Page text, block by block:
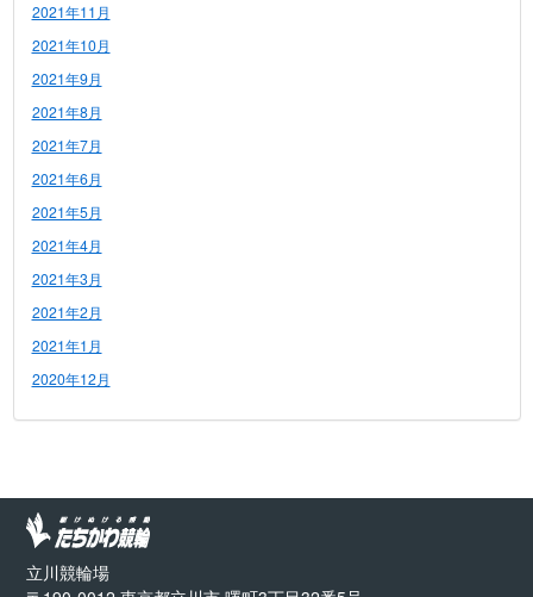
2021年11月
2021年10月
2021年9月
2021年8月
2021年7月
2021年6月
2021年5月
2021年4月
2021年3月
2021年2月
2021年1月
2020年12月
立川競輪場